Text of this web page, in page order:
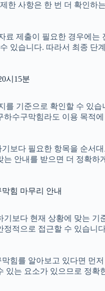
한 사항은 한 번 더 확인하
제출이 필요한 경우에는
있습니다. 따라서 최종
시15분
를 기준으로 확인할 수 있습
수구막힘라도 이용 목적
보다 필요한 항목을 순서
안내를 받으면 더 정확하
힘 마무리 안내
보다 현재 상황에 맞는 기
적으로 접근할 수 있습
막힘를 알아보고 있다면
있는 요소가 있으므로 정